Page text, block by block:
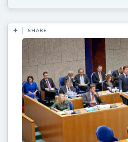
SHARE